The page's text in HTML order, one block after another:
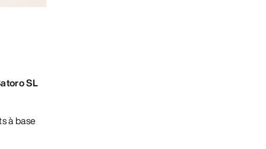
SL